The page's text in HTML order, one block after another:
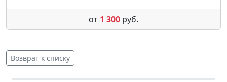
от 1 300 руб.
Возврат к списку